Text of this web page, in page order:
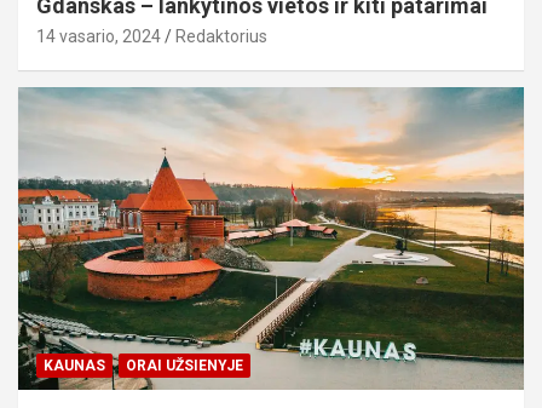
14 vasario, 2024 Redaktorius
KAUNAS ORAI UŽSIENYJE